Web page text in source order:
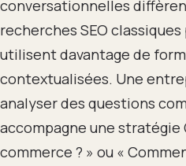
conversationnelles
recherches SEO
utilisent davantage de
contextualisées. Une
analyser des questions
accompagne une stratégie
commerce ? » ou «